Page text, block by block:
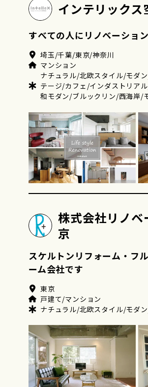
インテリックス
すべての人にリノベーショ
埼玉/千葉/東京/神奈川
マンション
ナチュラル/北欧スタイル/モダ
テージ/カフェ/インダストリア
和モダン/ブルックリン/西海岸/
株式会社リノベ
京
スケルトンリフォーム・フ
ーム会社です
東京
戸建て/マンション
ナチュラル/北欧スタイル/モダ